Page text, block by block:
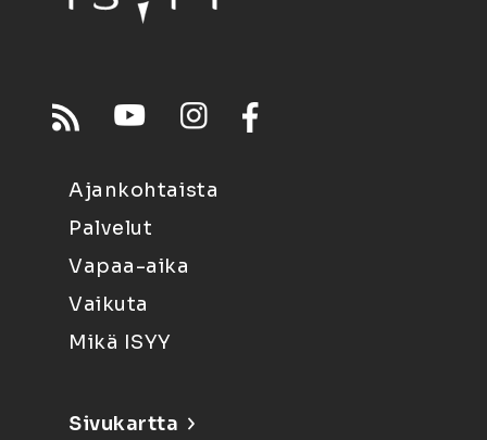
Ajankohtaista
Palvelut
Vapaa-aika
Vaikuta
Mikä ISYY
Sivukartta